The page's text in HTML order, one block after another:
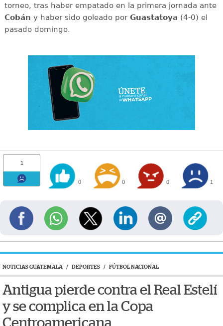
torneo, tras haber empatado en la primera jornada ante
Cobán y haber sido goleado por Guastatoya (4-0) el
pasado domingo.
1
0 0 0 1
NOTICIAS GUATEMALA / DEPORTES / FÚTBOL NACIONAL
Antigua pierde contra el Real Estelí
y se complica en la Copa
Centroamericana